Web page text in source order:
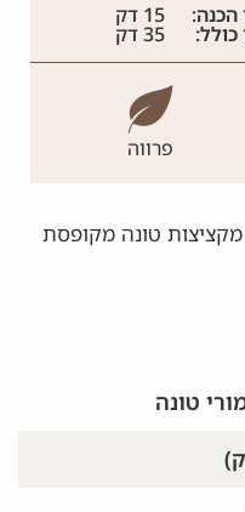
הכנה: 15 דק
כולל: 35 דק
פרווה
טונה מקופסת